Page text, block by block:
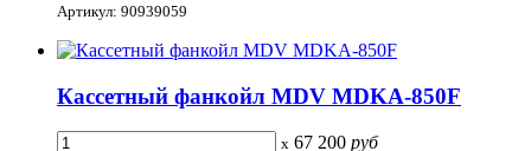
Артикул: 90939059
Кассетный фанкойл MDV MDKA-850F
x 67 200 руб